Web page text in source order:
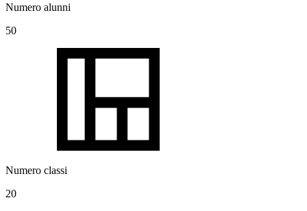
Numero alunni
50
Numero classi
20